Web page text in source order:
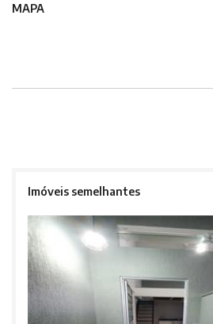
MAPA
Imóveis semelhantes